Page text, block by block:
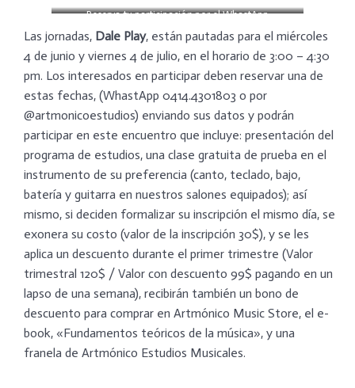
Reserva tu participación por el WhastApp
0414.430180
Las jornadas, Dale Play, están pautadas para el miércoles
4 de junio y viernes 4 de julio, en el horario de 3:00 – 4:30
pm. Los interesados en participar deben reservar una de
estas fechas, (WhastApp 0414.4301803 o por
@artmonicoestudios) enviando sus datos y podrán
participar en este encuentro que incluye: presentación del
programa de estudios, una clase gratuita de prueba en el
instrumento de su preferencia (canto, teclado, bajo,
batería y guitarra en nuestros salones equipados); así
mismo, si deciden formalizar su inscripción el mismo día, se
exonera su costo (valor de la inscripción 30$), y se les
aplica un descuento durante el primer trimestre (Valor
trimestral 120$ / Valor con descuento 99$ pagando en un
lapso de una semana), recibirán también un bono de
descuento para comprar en Artmónico Music Store, el e-
book, «Fundamentos teóricos de la música», y una
franela de Artmónico Estudios Musicales.